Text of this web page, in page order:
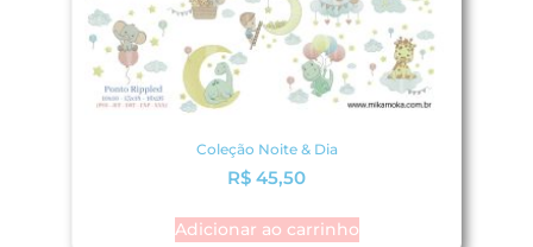
Coleção Noite & Dia
R$ 45,50
Adicionar ao carrinho